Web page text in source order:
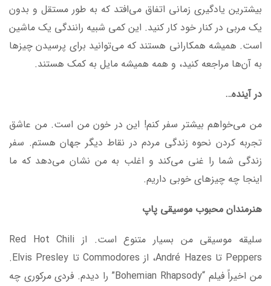
بیشترین یادگیری زمانی اتفاق می‌افتد که به طور مستقل و بدون
یک مربی در کنار خود کار کنید. این کمی شبیه رانندگی یک ماشین
است. همیشه همکارانی هستند که می‌توانید برای پرسیدن چیزها
به آن‌ها مراجعه کنید، و همه همیشه مایل به کمک هستند.
در آینده…
من می‌خواهم بیشتر سفر کنم! این در خون من است. من عاشق
تجربه کردن نحوه زندگی مردم در نقاط دیگر جهان هستم. سفر
زندگی شما را غنی می‌کند و اغلب به من نشان می‌دهد که ما
اینجا چه چیزهای خوبی داریم.
هنرمندان محبوب موسیقی پاپ
سلیقه موسیقی من بسیار متنوع است. از Red Hot Chili
Peppers تا André Hazes، از Commodores تا Elvis Presley.
من اخیراً فیلم “Bohemian Rhapsody” را دیدم. فردی مرکوری چه